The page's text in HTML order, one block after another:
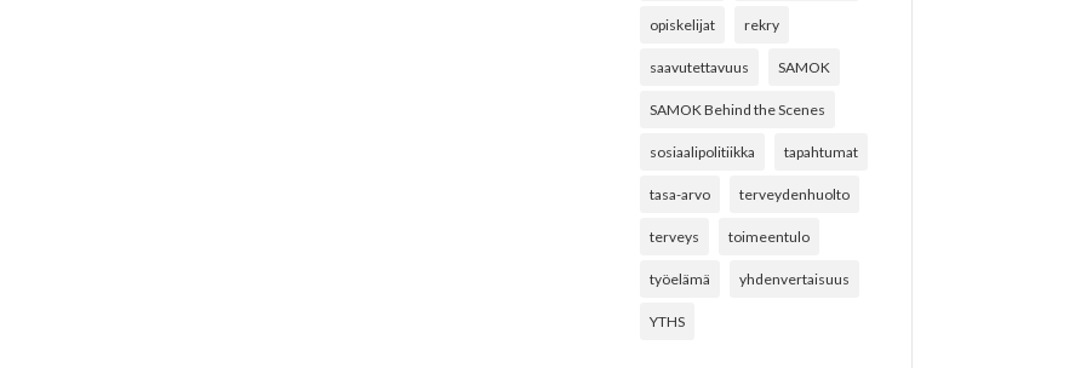
opiskelijat rekry
saavutettavuus SAMOK
SAMOK Behind the Scenes
sosiaalipolitiikka tapahtumat
tasa-arvo terveydenhuolto
terveys toimeentulo
työelämä yhdenvertaisuus
YTHS